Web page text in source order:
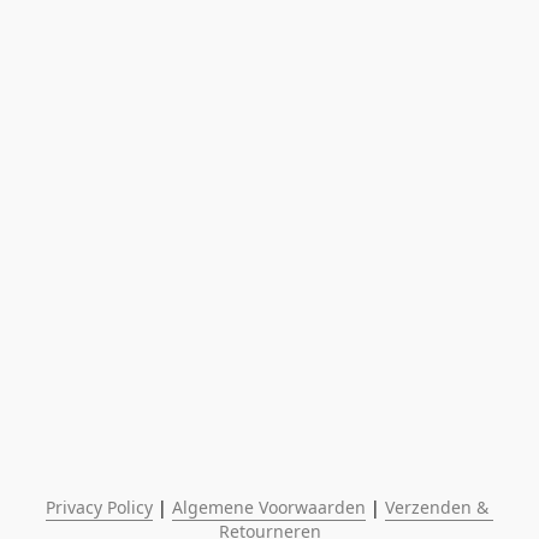
Privacy Policy | Algemene Voorwaarden | Verzenden &
Retourneren